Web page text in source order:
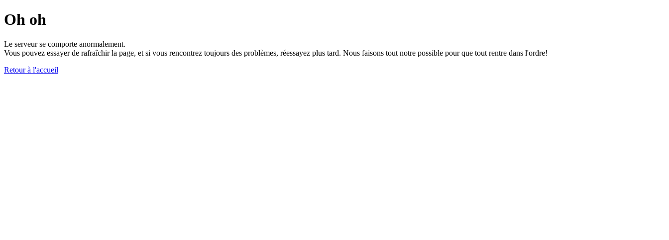
Oh oh
Le serveur se comporte anormalement.
Vous pouvez essayer de rafraîchir la page, et si vous rencontrez toujours des problèmes, réessayez plus tard. Nous faisons tout notre possible pour que tout rentre dans l'ordre!
Retour à l'accueil